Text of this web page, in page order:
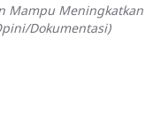
Meningkatkan
Dokumentasi)